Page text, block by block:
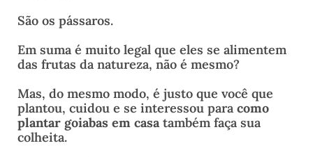
São os pássaros.
Em suma é muito legal que eles se alimentem
das frutas da natureza, não é mesmo?
Mas, do mesmo modo, é justo que você que
plantou, cuidou e se interessou para como
plantar goiabas em casa também faça sua
colheita.